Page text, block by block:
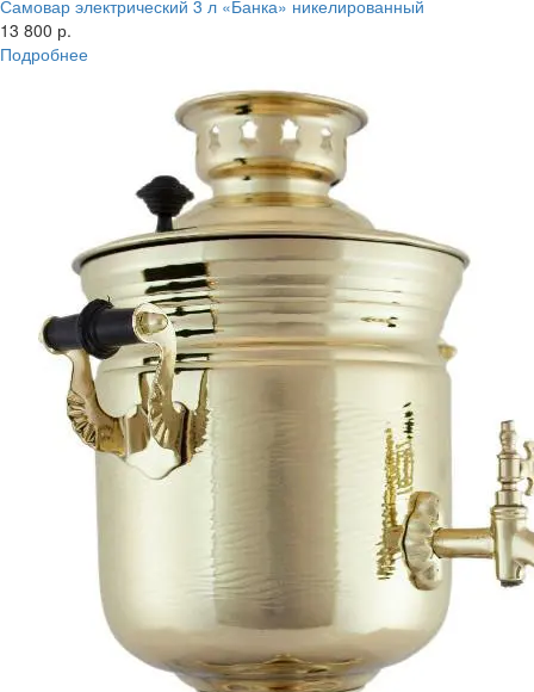
Самовар электрический 3 л «Банка» никелированный
13 800 р.
Подробнее